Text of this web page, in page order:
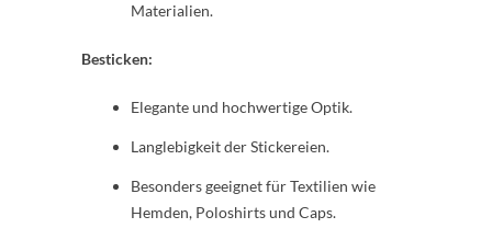
Materialien.
Besticken:
Elegante und hochwertige Optik.
Langlebigkeit der Stickereien.
Besonders geeignet für Textilien wie
Hemden, Poloshirts und Caps.